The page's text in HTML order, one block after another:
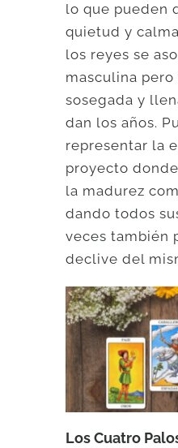
lo que pueden
quietud y
los reyes se
masculina pero
sosegada y
dan los años.
representar la
proyecto
la madurez
dando todos
veces también
declive del
Los Cuatro